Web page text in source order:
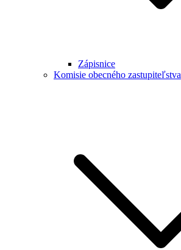
Zápisnice
Komisie obecného zastupiteľstva